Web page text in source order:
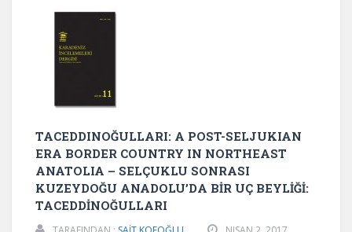
TACEDDINOĞULLARI: A POST-SELJUKIAN
ERA BORDER COUNTRY IN NORTHEAST
ANATOLIA – SELÇUKLU SONRASI
KUZEYDOĞU ANADOLU’DA BİR UÇ BEYLİĞİ:
TACEDDİNOĞULLARI